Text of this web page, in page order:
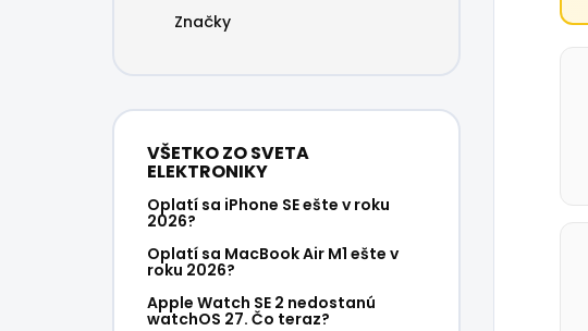
Značky
VŠETKO ZO SVETA
ELEKTRONIKY
Oplatí sa iPhone SE ešte v roku
2026?
Oplatí sa MacBook Air M1 ešte v
roku 2026?
Apple Watch SE 2 nedostanú
watchOS 27. Čo teraz?